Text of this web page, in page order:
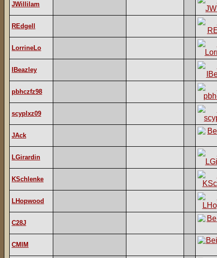
JWillilam
REdgell
LorrineLo
IBeazley
pbhczfz98
scyplxz09
JAck
LGirardin
KSchlenke
LHopwood
C28J
CMIM